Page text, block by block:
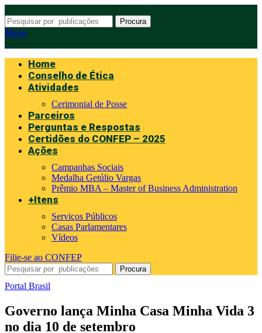
Procura
Menu
Home
Conselho de Ética
Atividades
Cerimonial de Posse
Parceiros
Perguntas e Respostas
Certidões do CONFEP – 2025
Ações
Campanhas Sociais
Medalha Getúlio Vargas
Prêmio MBA – Master of Business Administration
+Itens
Serviços Públicos
Casas Parlamentares
Vídeos
Filie-se ao CONFEP
Procura
Portal Brasil
Governo lança Minha Casa Minha Vida 3
no dia 10 de setembro